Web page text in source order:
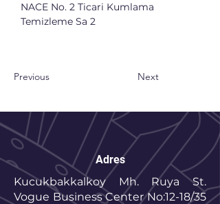
NACE No. 2 Ticari Kumlama
Temizleme Sa 2
Previous Next
Adres
Kucukbakkalkoy Mh. Ruya St.
Vogue Business Center No:12-18/35